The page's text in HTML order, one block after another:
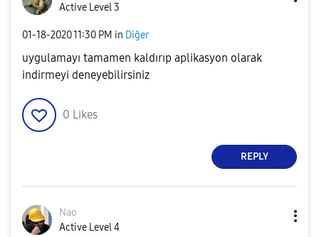
Active Level 3
‎01-18-202011:30 PM in Diğer
uygulamayı tamamen kaldırıp aplikasyon olarak
indirmeyi deneyebilirsiniz
0 Likes
REPLY
Nao
Active Level 4